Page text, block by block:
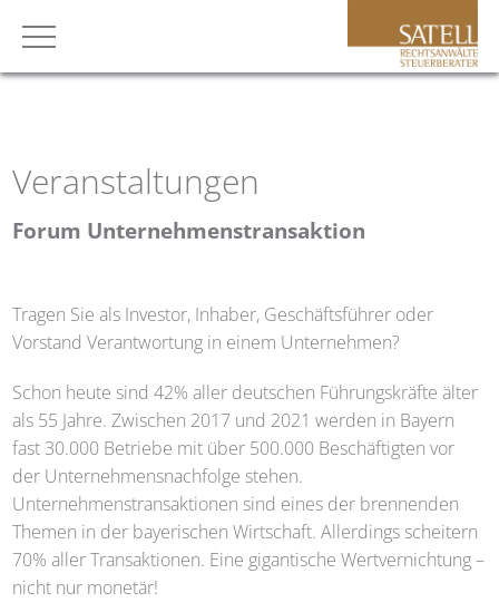
Veranstaltungen
Forum Unternehmenstransaktion
Tragen Sie als Investor, Inhaber, Geschäftsführer oder
Vorstand Verantwortung in einem Unternehmen?
Schon heute sind 42% aller deutschen Führungskräfte älter
als 55 Jahre. Zwischen 2017 und 2021 werden in Bayern
fast 30.000 Betriebe mit über 500.000 Beschäftigten vor
der Unternehmensnachfolge stehen.
Unternehmenstransaktionen sind eines der brennenden
Themen in der bayerischen Wirtschaft. Allerdings scheitern
70% aller Transaktionen. Eine gigantische Wertvernichtung –
nicht nur monetär!